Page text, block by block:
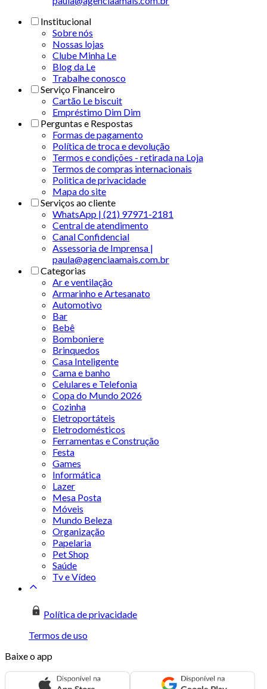
Institucional
Sobre nós
Nossas lojas
Clube Minha Le
Blog da Le
Trabalhe conosco
Serviço Financeiro
Cartão Le biscuit
Empréstimo Dim Dim
Perguntas e Respostas
Formas de pagamento
Política de troca e devolução
Termos e condições - retirada na Loja
Termos de compras internacionais
Politica de privacidade
Mapa do site
Serviços ao cliente
WhatsApp | (21) 97971-2181
Central de atendimento
Canal Confidencial
Assessoria de Imprensa |
paula@agenciaamais.com.br
Categorias
Ar e ventilação
Armarinho e Artesanato
Automotivo
Bar
Bebê
Bomboniere
Brinquedos
Casa Inteligente
Cama e banho
Celulares e Telefonia
Copa do Mundo 2026
Cozinha
Eletroportáteis
Eletrodomésticos
Ferramentas e Construção
Festa
Games
Informática
Lazer
Mesa Posta
Móveis
Mundo Beleza
Organização
Papelaria
Pet Shop
Saúde
Tv e Vídeo
Política de privacidade
Termos de uso
Baixe o app